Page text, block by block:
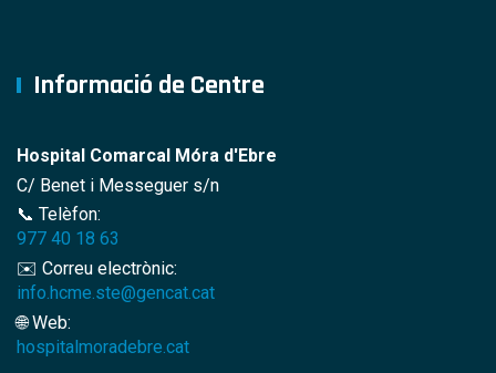
Informació de Centre
Hospital Comarcal Móra d'Ebre
C/ Benet i Messeguer s/n
📞 Telèfon:
977 40 18 63
✉️ Correu electrònic:
info.hcme.ste@gencat.cat
🌐 Web:
hospitalmoradebre.cat